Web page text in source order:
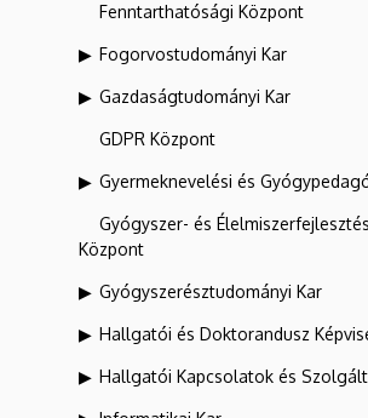
Fenntarthatósági Központ
Fogorvostudományi Kar
Gazdaságtudományi Kar
GDPR Központ
Gyermeknevelési és
Gyógyszer- és
Központ
Gyógyszerésztudományi Kar
Hallgatói és Doktorandusz
Hallgatói Kapcsolatok és